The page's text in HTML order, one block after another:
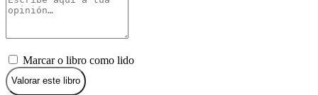
Marcar o libro como lido
Valorar este libro